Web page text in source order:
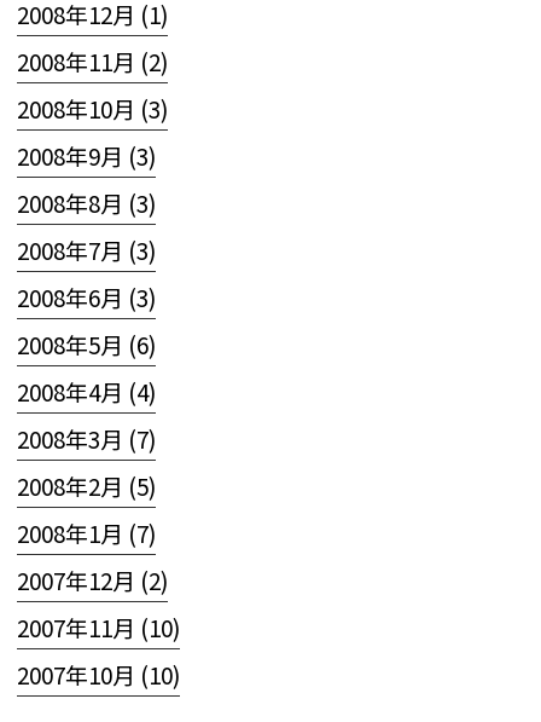
2008年12月 (1)
2008年11月 (2)
2008年10月 (3)
2008年9月 (3)
2008年8月 (3)
2008年7月 (3)
2008年6月 (3)
2008年5月 (6)
2008年4月 (4)
2008年3月 (7)
2008年2月 (5)
2008年1月 (7)
2007年12月 (2)
2007年11月 (10)
2007年10月 (10)